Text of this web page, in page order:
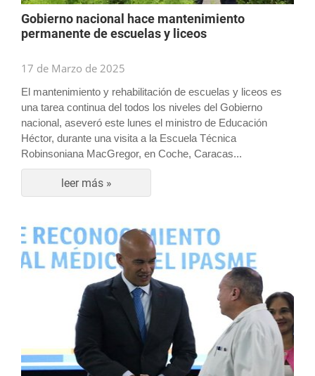
Gobierno nacional hace mantenimiento
permanente de escuelas y liceos
17 de Marzo de 2025
El mantenimiento y rehabilitación de escuelas y liceos es
una tarea continua del todos los niveles del Gobierno
nacional, aseveró este lunes el ministro de Educación
Héctor, durante una visita a la Escuela Técnica
Robinsoniana MacGregor, en Coche, Caracas...
leer más »